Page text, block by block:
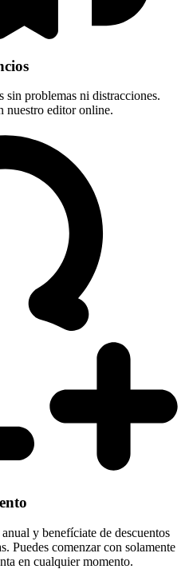
sin problemas ni distracciones.
nuestro editor online.
y benefíciate de descuentos
Puedes comenzar con solamente
en cualquier momento.